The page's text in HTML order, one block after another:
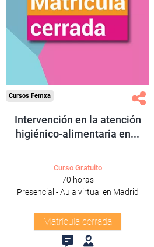
Cursos Femxa
Intervención en la atención
higiénico-alimentaria en...
Curso Gratuito
70 horas
Presencial - Aula virtual en Madrid
Matrícula cerrada